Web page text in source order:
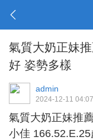
氣質大奶正妹
好 姿勢多樣
admin
2024-12-11
氣質大奶正妹推薦
小佳 166.52.E.25